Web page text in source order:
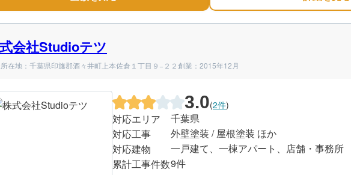
会社Studioテツ
在地：千葉県印旛郡酒々井町上本佐倉１丁目９−２２創業：2015年12月
3.0(2件)
対応エリア
千葉県
対応工事
外壁塗装 / 屋根塗装 ほか
対応建物
一戸建て、一棟アパート、店舗・事務所
累計工事件数9件